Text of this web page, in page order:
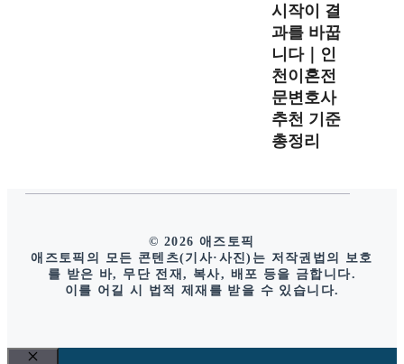
시작이 결
과를 바꿉
니다｜인
천이혼전
문변호사
추천 기준
총정리
© 2026 애즈토픽
애즈토픽의 모든 콘텐츠(기사·사진)는 저작권법의 보호
를 받은 바, 무단 전재, 복사, 배포 등을 금합니다.
이를 어길 시 법적 제재를 받을 수 있습니다.